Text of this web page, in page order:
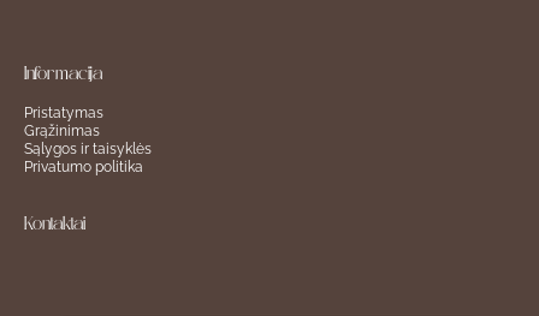
Informacija
Pristatymas
Grąžinimas
Sąlygos ir taisyklės
Privatumo politika
Kontaktai